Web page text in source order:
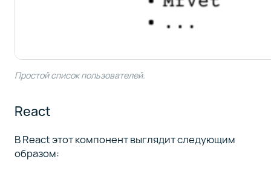
Простой список пользователей.
React
В React этот компонент выглядит следующим
образом: